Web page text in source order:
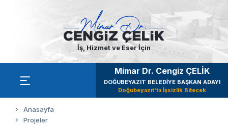
İş, Hizmet ve Eser İçin
Mimar Dr. Cengiz ÇELİK
DOĞUBEYAZIT BELEDİYE BAŞKAN ADAYI
Doğubeyazıt'ta İşsizlik Bitecek
Anasayfa
Projeler